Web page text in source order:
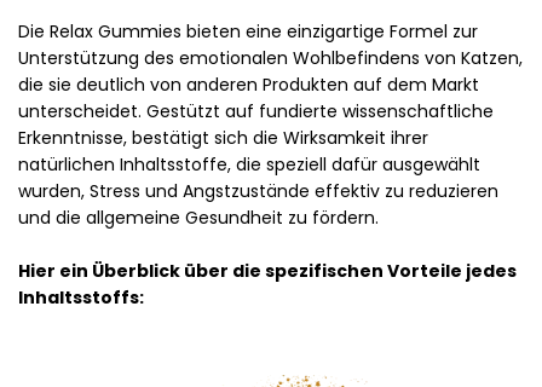
Die Relax Gummies bieten eine einzigartige Formel zur
Unterstützung des emotionalen Wohlbefindens von Katzen,
die sie deutlich von anderen Produkten auf dem Markt
unterscheidet. Gestützt auf fundierte wissenschaftliche
Erkenntnisse, bestätigt sich die Wirksamkeit ihrer
natürlichen Inhaltsstoffe, die speziell dafür ausgewählt
wurden, Stress und Angstzustände effektiv zu reduzieren
und die allgemeine Gesundheit zu fördern.
Hier ein Überblick über die spezifischen Vorteile jedes
Inhaltsstoffs: